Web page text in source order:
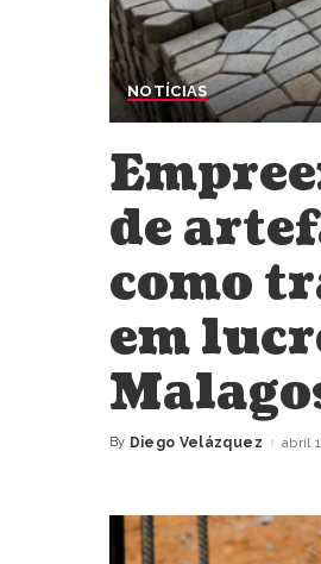
NOTÍCIAS
de
como
em
Posted
By Diego Velázquez abril